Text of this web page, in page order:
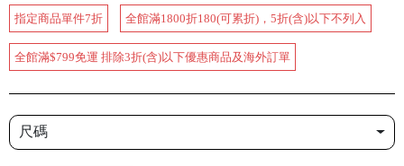
指定商品單件7折 全館滿1800折180(可累折)，5折(含)以下不列入
全館滿$799免運 排除3折(含)以下優惠商品及海外訂單
尺碼